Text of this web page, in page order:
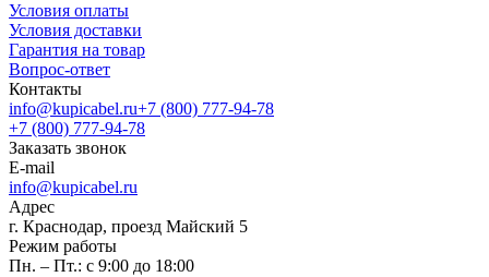
Условия оплаты
Условия доставки
Гарантия на товар
Вопрос-ответ
Контакты
info@kupicabel.ru+7 (800) 777-94-78
+7 (800) 777-94-78
Заказать звонок
E-mail
info@kupicabel.ru
Адрес
г. Краснодар, проезд Майский 5
Режим работы
Пн. – Пт.: с 9:00 до 18:00